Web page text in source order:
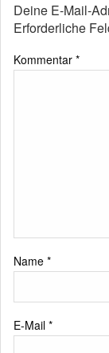
Deine E-Mail-
Erforderliche
Kommentar *
Name *
E-Mail *